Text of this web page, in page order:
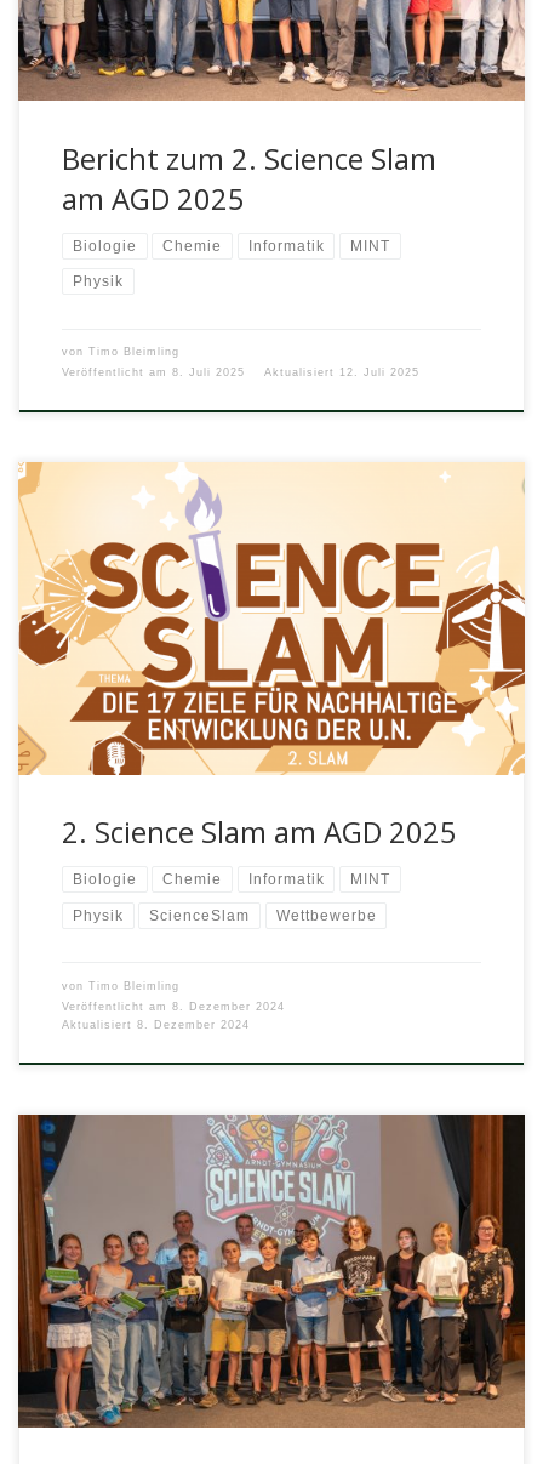
Bericht zum 2. Science Slam
am AGD 2025
Biologie Chemie Informatik MINT
Physik
von Timo Bleimling
Veröffentlicht am 8. Juli 2025 Aktualisiert 12. Juli 2025
Zum zweiten Mal findet in diesem Schuljahr ein Science
Slam an unserer Schule statt. Du kannst alleine oder als Teil
[…]
2. Science Slam am AGD 2025
Biologie Chemie Informatik MINT
Physik ScienceSlam Wettbewerbe
von Timo Bleimling
Veröffentlicht am 8. Dezember 2024
Aktualisiert 8. Dezember 2024
Kurz vor Schuljahresende war es endlich so weit: Am frühen
Abend des 15.07.2024 fand in der Aula der erste Science
Slam […]